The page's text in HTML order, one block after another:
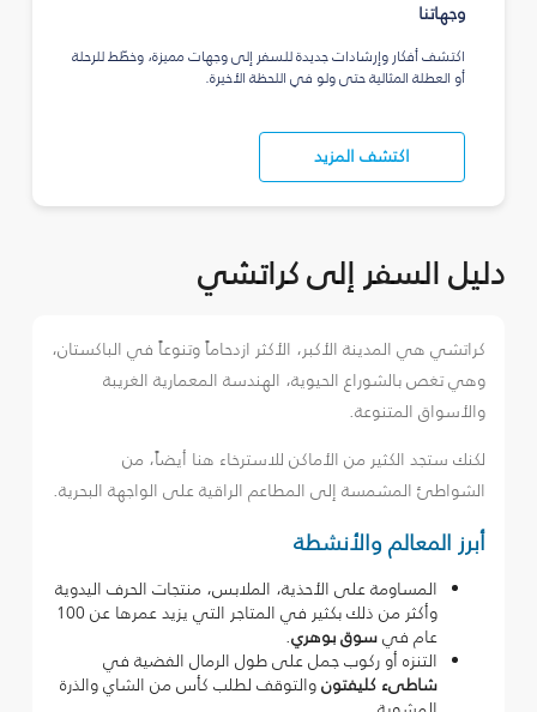
وجهاتنا
اكتشف أفكار وإرشادات جديدة للسفر إلى وجهات مميزة، وخطّط للرحلة
أو العطلة المثالية حتى ولو في اللحظة الأخيرة.
اكتشف المزيد
دليل السفر إلى كراتشي
كراتشي هي المدينة الأكبر، الأكثر ازدحاماً وتنوعاً في الباكستان،
وهي تغص بالشوراع الحيوية، الهندسة المعمارية الغريبة
والأسواق المتنوعة.
لكنك ستجد الكثير من الأماكن للاسترخاء هنا أيضاً، من
الشواطئ المشمسة إلى المطاعم الراقية على الواجهة البحرية.
أبرز المعالم والأنشطة
المساومة على الأحذية، الملابس، منتجات الحرف اليدوية
وأكثر من ذلك بكثير في المتاجر التي يزيد عمرها عن 100
عام فيسوق بوهري.
التنزه أو ركوب جمل على طول الرمال الفضية في
شاطىء كليفتونوالتوقف لطلب كأس من الشاي والذرة